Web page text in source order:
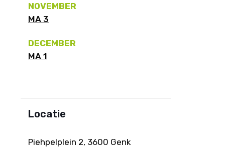
NOVEMBER
MA 3
DECEMBER
MA 1
Locatie
Piehpelplein 2, 3600 Genk